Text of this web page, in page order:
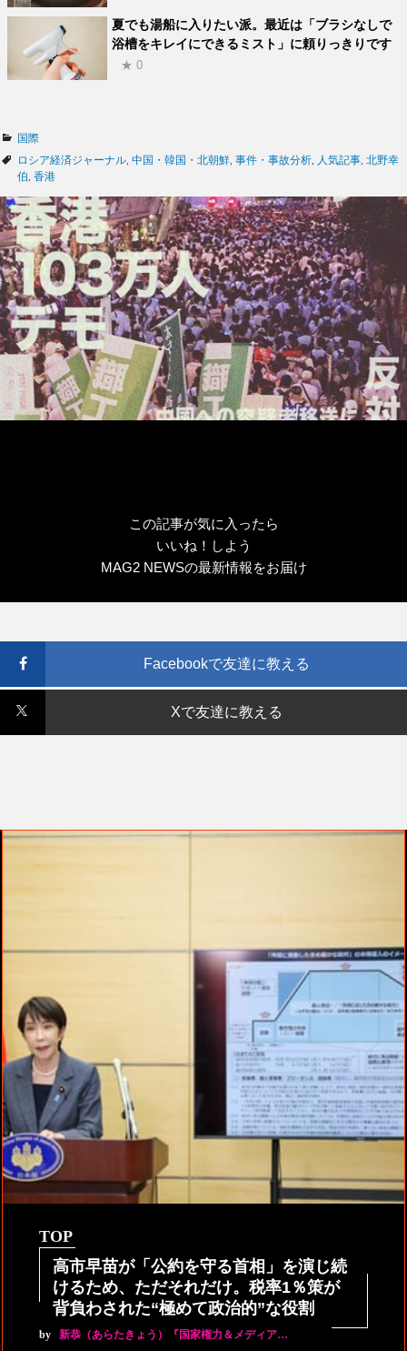
夏でも湯船に入りたい派。最近は「ブラシなしで
浴槽をキレイにできるミスト」に頼りっきりです
★ 0
カ
テ
ゴ
ー
国際
タ
グ
ロシア経済ジャーナル 中国・韓国・北朝鮮 事件・事故分析 人気記事 北野幸
伯 香港
この記事が気に入ったら
いいね！しよう
MAG2 NEWSの最新情報をお届け
Facebookで友達に教える
Xで友達に教える
TOP
高市早苗が「公約を守る首相」を演じ続
けるため、ただそれだけ。税率1％策が
背負わされた“極めて政治的”な役割
by 新恭（あらたきょう）『国家権力＆メディア…